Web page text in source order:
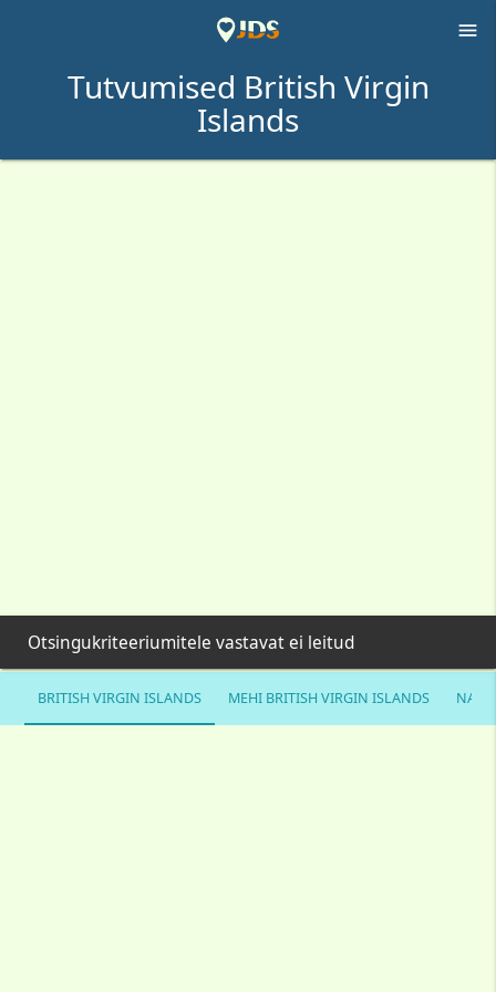

Tutvumised British Virgin
Islands
BRITISH VIRGIN ISLANDS MEHI BRITISH VIRGIN ISLANDS
Otsingukriteeriumitele vastavat ei leitud